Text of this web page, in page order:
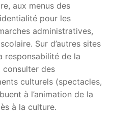
aux menus des
pour les
administratives,
Sur d’autres sites
responsabilité de la
consulter des
culturels (spectacles,
à l’animation de la
à la culture.